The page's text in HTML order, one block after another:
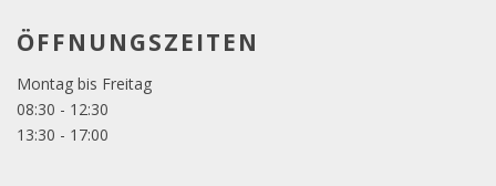
ÖFFNUNGSZEITEN
Montag bis Freitag
08:30 - 12:30
13:30 - 17:00